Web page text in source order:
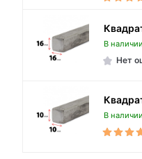
В наличии
Нет
В наличии